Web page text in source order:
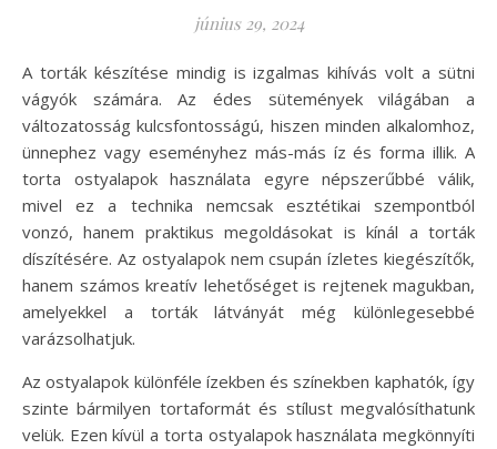
június 29, 2024
A torták készítése mindig is izgalmas kihívás volt a sütni
vágyók számára. Az édes sütemények világában a
változatosság kulcsfontosságú, hiszen minden alkalomhoz,
ünnephez vagy eseményhez más-más íz és forma illik. A
torta ostyalapok használata egyre népszerűbbé válik,
mivel ez a technika nemcsak esztétikai szempontból
vonzó, hanem praktikus megoldásokat is kínál a torták
díszítésére. Az ostyalapok nem csupán ízletes kiegészítők,
hanem számos kreatív lehetőséget is rejtenek magukban,
amelyekkel a torták látványát még különlegesebbé
varázsolhatjuk.
Az ostyalapok különféle ízekben és színekben kaphatók, így
szinte bármilyen tortaformát és stílust megvalósíthatunk
velük. Ezen kívül a torta ostyalapok használata megkönnyíti